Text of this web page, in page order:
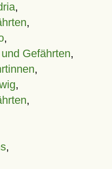
,
,
,
Gefährten,
,
,
,
,